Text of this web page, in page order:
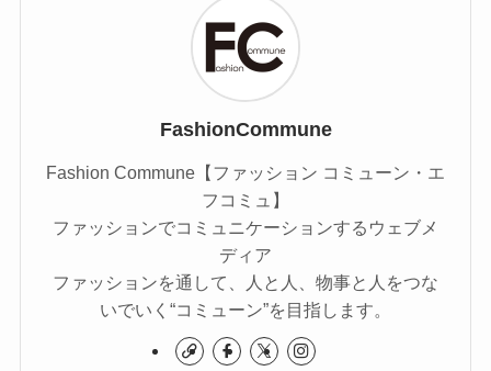
FashionCommune
Fashion Commune【ファッション コミューン・エ
フコミュ】
ファッションでコミュニケーションするウェブメ
ディア
ファッションを通して、人と人、物事と人をつな
いでいく“コミューン”を目指します。